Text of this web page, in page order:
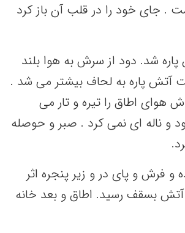
. جای خود را در قلب آن باز کرد
شد. دود از سرش به هوا بلند
پاره به لحاف بیشتر می شد .
اطاق را تیره و تار می
و ناله ای نمی کرد . صبر و حوصله
فرش و پای در و زیر پنجره اثر
آتش بسقف رسید. اطاق و بعد خانه